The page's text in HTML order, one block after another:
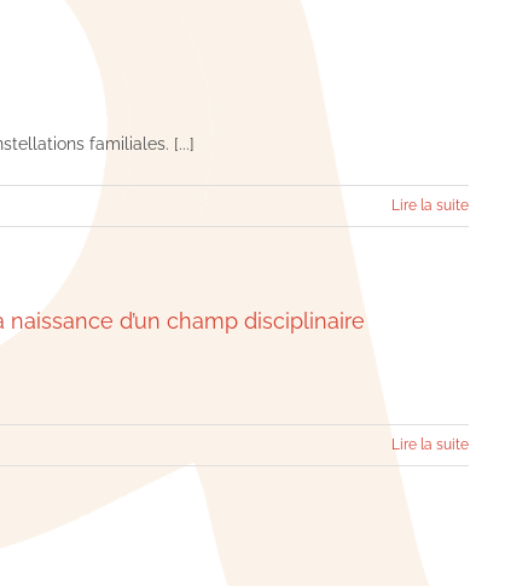
familiales. [...]
Lire la suite
d’un champ disciplinaire
Lire la suite